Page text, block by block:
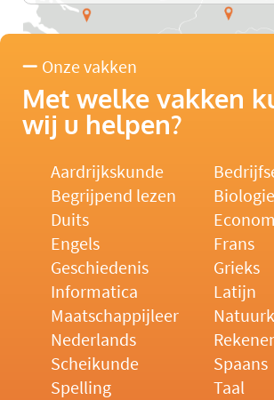
Onze vakken
Met welke vakken
wij u helpen?
Aardrijkskunde
Begrijpend lezen
Biologie
Duits
Engels
Frans
Geschiedenis
Grieks
Informatica
Latijn
Maatschappijleer
Nederlands
Scheikunde
Spaans
Spelling
Taal